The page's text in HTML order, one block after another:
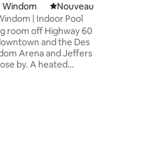
36 commentaires : 4,78 sur 5
Windom Nouvel hébergement
Nouveau
| Indoor Pool
room off Highway 60
and the Des
Arena and Jeffers
by. A heated